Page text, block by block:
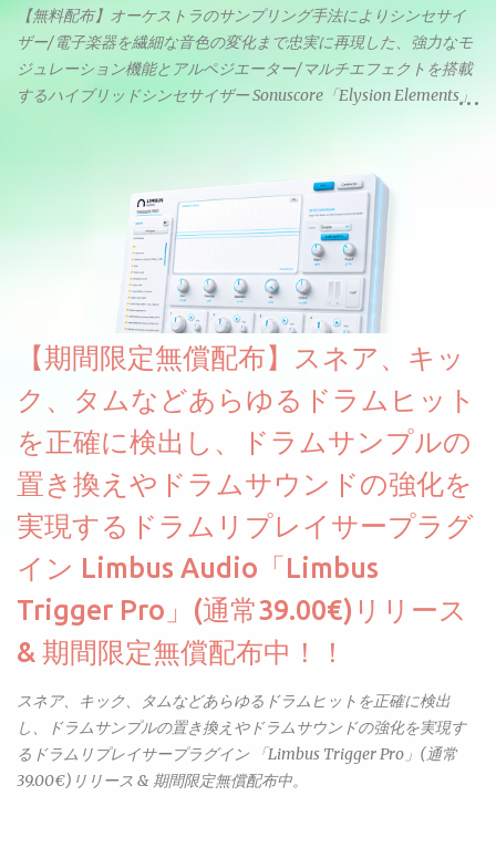
【無料配布】オーケストラのサンプリング手法によりシンセサイ
ザー/電子楽器を繊細な音色の変化まで忠実に再現した、強力なモ
ジュレーション機能とアルペジエーター/マルチエフェクトを搭載
するハイブリッドシンセサイザー Sonuscore「Elysion Elements」
えるようになっています。総容量も7GBを超えます。複数の設定に
より音色が作りこまれているため、あらかじめアルペジオがプロ
グラムされているプリセットも多いですが、アルペジオを切るこ
とももちろんできます。 ほとんどのシンセライブラリは、音を一
度サンプリングしてベロシティで音量を調整します。 しかし、
ELYSIONは違います。ビンテージシンセを含む様々な音源から、
複数のベロシティレイヤーにわたって録音し、各レイヤーを整形
することで、弱く演奏した場合と強く演奏した場合で、全く異な
る音色が得られます。単に音量を変えただけの同じ音ではありま
せん。
【期間限定無償配布】スネア、キッ
ク、タムなどあらゆるドラムヒット
を正確に検出し、ドラムサンプルの
置き換えやドラムサウンドの強化を
実現するドラムリプレイサープラグ
イン Limbus Audio「Limbus
Trigger Pro」(通常39.00€)リリース
& 期間限定無償配布中！！
スネア、キック、タムなどあらゆるドラムヒットを正確に検出
し、ドラムサンプルの置き換えやドラムサウンドの強化を実現す
るドラムリプレイサープラグイン 「Limbus Trigger Pro」(通常
39.00€)リリース & 期間限定無償配布中。